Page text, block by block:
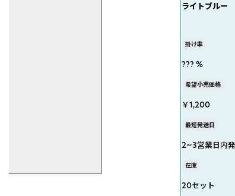
ライトブルー
掛け率
??? %
希望小売価格
￥1,200
最短発送日
2~3営業日内
在庫
20セット